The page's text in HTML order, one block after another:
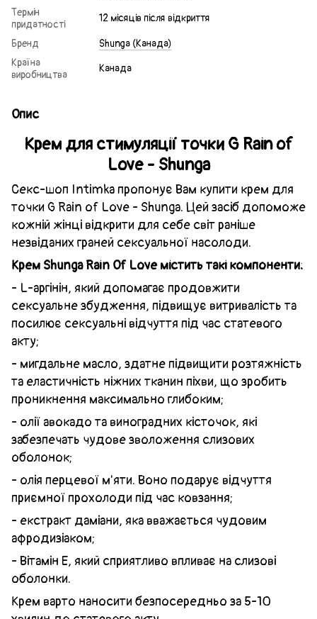
Термін
придатності
12 місяців після відкриття
Бренд
Shunga (Канада)
Країна
виробництва
Канада
Опис
Крем для стимуляції точки G Rain of
Love - Shunga
Секс-шоп Intimka пропонує Вам купити крем для
точки G Rain of Love - Shunga. Цей засіб допоможе
кожній жінці відкрити для себе світ раніше
незвіданих граней сексуальної насолоди.
Крем Shunga Rain Of Love містить такі компоненти:
- L-аргінін, який допомагає продовжити
сексуальне збудження, підвищує витривалість та
посилює сексуальні відчуття під час статевого
акту;
- мигдальне масло, здатне підвищити розтяжність
та еластичність ніжних тканин піхви, що зробить
проникнення максимально глибоким;
- олії авокадо та виноградних кісточок, які
забезпечать чудове зволоження слизових
оболонок;
- олія перцевої м'яти. Воно подарує відчуття
приємної прохолоди під час ковзання;
- екстракт даміани, яка вважається чудовим
афродизіаком;
- Вітамін Е, який сприятливо впливає на слизові
оболонки.
Крем варто наносити безпосередньо за 5-10